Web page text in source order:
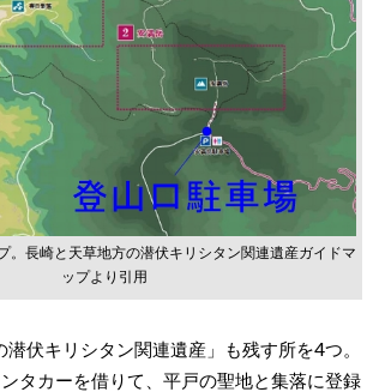
。長崎と天草地方の潜伏キリシタン関連遺産ガイドマ
ップより引用
潜伏キリシタン関連遺産」も残す所を4つ。
タカーを借りて、平戸の聖地と集落に登録